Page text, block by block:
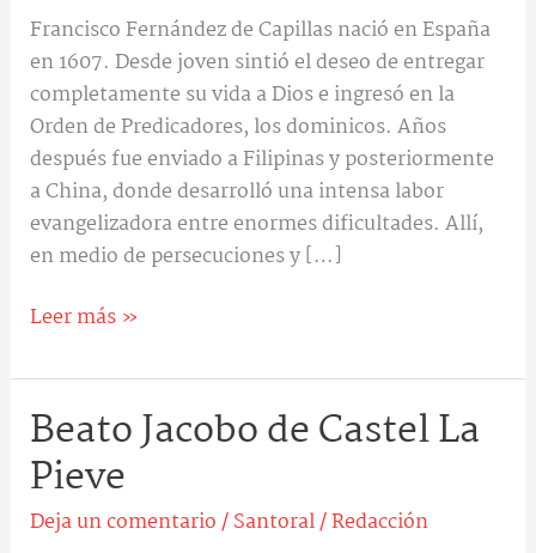
Francisco Fernández de Capillas nació en España
en 1607. Desde joven sintió el deseo de entregar
completamente su vida a Dios e ingresó en la
Orden de Predicadores, los dominicos. Años
después fue enviado a Filipinas y posteriormente
a China, donde desarrolló una intensa labor
evangelizadora entre enormes dificultades. Allí,
en medio de persecuciones y […]
Leer más »
Beato Jacobo de Castel La
Pieve
Deja un comentario/Santoral/Redacción
Beato
Jacobo
de
Castel